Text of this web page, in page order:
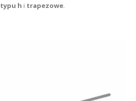
typu h i trapezowe.